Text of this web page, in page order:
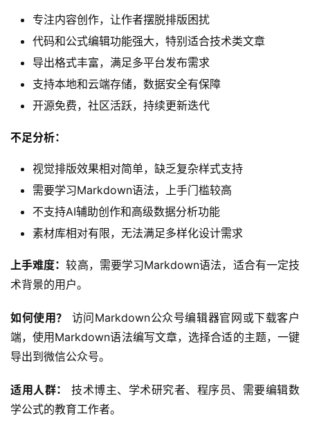
专注内容创作，让作者摆脱排版困扰
代码和公式编辑功能强大，特别适合技术类文章
导出格式丰富，满足多平台发布需求
支持本地和云端存储，数据安全有保障
开源免费，社区活跃，持续更新迭代
不足分析：
视觉排版效果相对简单，缺乏复杂样式支持
需要学习Markdown语法，上手门槛较高
不支持AI辅助创作和高级数据分析功能
素材库相对有限，无法满足多样化设计需求
上手难度：较高，需要学习Markdown语法，适合有一定技
术背景的用户。
如何使用？
访问Markdown公众号编辑器官网或下载客户
端，使用Markdown语法编写文章，选择合适的主题，一键
导出到微信公众号。
适用人群：
技术博主、学术研究者、程序员、需要编辑数
学公式的教育工作者。